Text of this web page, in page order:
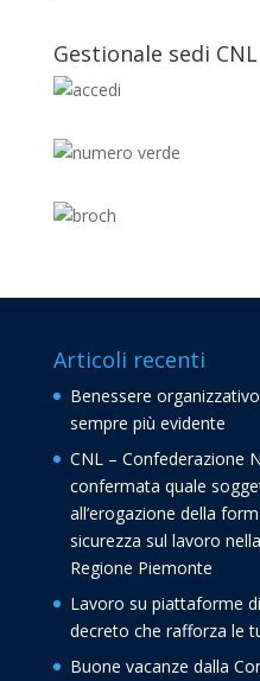
Gestionale sedi CNL
Articoli recenti
Benessere
sempre più evidente
CNL – Confederazione
confermata quale
all’erogazione della
sicurezza sul lavoro
Regione Piemonte
Lavoro su piattaforme
decreto che rafforza le
Buone vacanze dalla